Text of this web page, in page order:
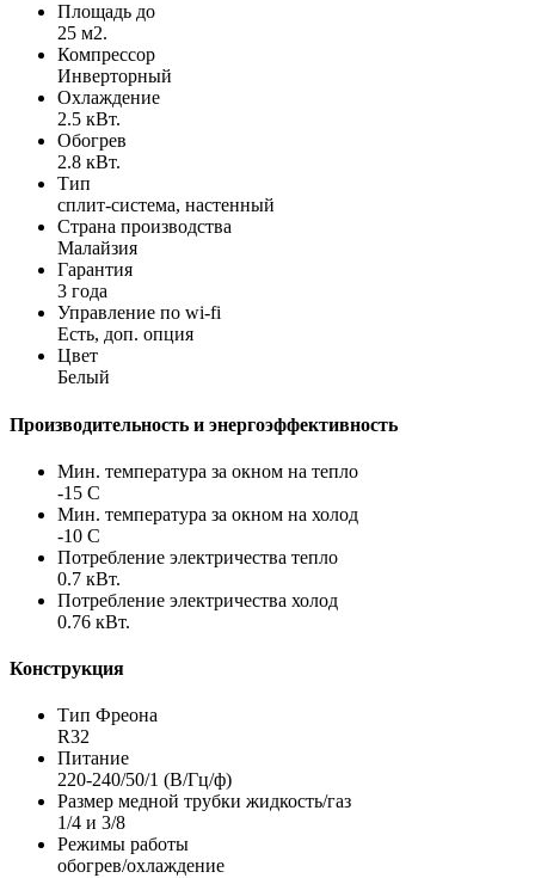
Площадь до
25 м2.
Компрессор
Инверторный
Охлаждение
2.5 кВт.
Обогрев
2.8 кВт.
Тип
сплит-система, настенный
Страна производства
Малайзия
Гарантия
3 года
Управление по wi-fi
Есть, доп. опция
Цвет
Белый
Производительность и энергоэффективность
Мин. температура за окном на тепло
-15 С
Мин. температура за окном на холод
-10 С
Потребление электричества тепло
0.7 кВт.
Потребление электричества холод
0.76 кВт.
Конструкция
Тип Фреона
R32
Питание
220-240/50/1 (В/Гц/ф)
Размер медной трубки жидкость/газ
1/4 и 3/8
Режимы работы
обогрев/охлаждение